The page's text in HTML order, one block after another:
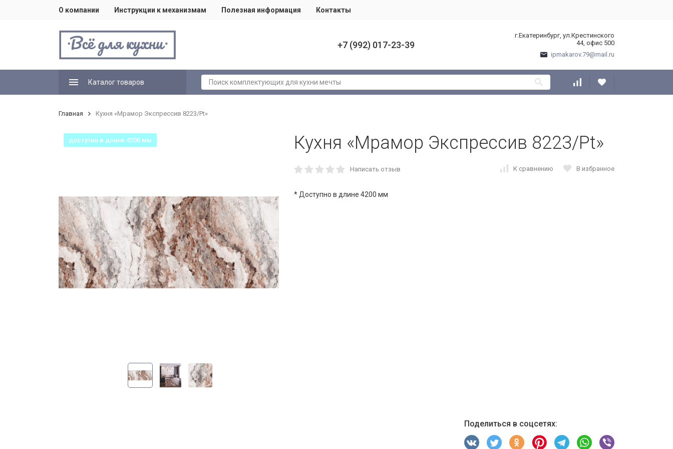
О компании Инструкции к механизмам Полезная информация Контакты
+7 (992) 017-23-39
г.Екатеринбург, ул.Крестинского
44, офис 500
ipmakarov.79@mail.ru
Каталог товаров
Главная Кухня «Мрамор Экспрессив 8223/Pt»
доступно в длине 4200 мм Кухня «Мрамор Экспрессив 8223/Pt»
Написать отзыв К сравнению В избранное
* Доступно в длине 4200 мм
Поделиться в соцсетях: